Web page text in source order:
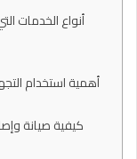
أنواع الخدمات
أهمية استخدام
كيفية صيانة